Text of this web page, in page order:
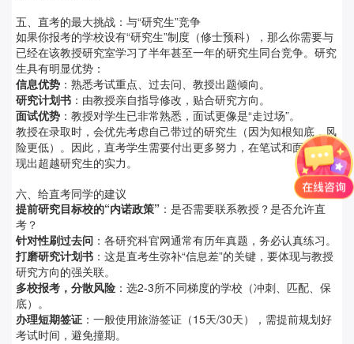
五、直考的最大挑战：与“研究生”竞争
如果你报考的学校设有“研究生”制度（修士预科），那么你需要与
已经在该教授研究室学习了半年甚至一年的研究生同台竞争。研究
生具有明显优势：
信息优势 ：熟悉考试重点、过去问、教授出题倾向。
研究计划书 ：由教授亲自指导修改，贴合研究方向。
面试优势 ：教授对学生已非常熟悉，面试更像是“走过场”。
教授在录取时，会优先考虑自己带过的研究生（因为知根知底，风
险更低）。因此，直考学生需要付出更多努力，在笔试和面试中展
现出超越研究生的实力。
六、给直考同学的建议
提前研究目标校的“内诺政策” ：是否需要联系教授？是否允许直
考？
针对性刷过去问 ：各研究科官网通常有历年真题，务必认真练习。
打磨研究计划书 ：这是直考生弥补“信息差”的关键，要体现与教授
研究方向的强关联。
多校报考，分散风险 ：选2-3所不同梯度的学校（冲刺、匹配、保
底）。
办理短期签证 ：一般使用旅游签证（15天/30天），需提前规划好
考试时间，避免撞期。